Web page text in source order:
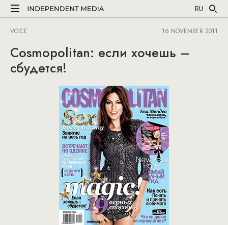
RU
VOICE 16 NOVEMBER 2011
Cosmopolitan: если хочешь –
сбудется!